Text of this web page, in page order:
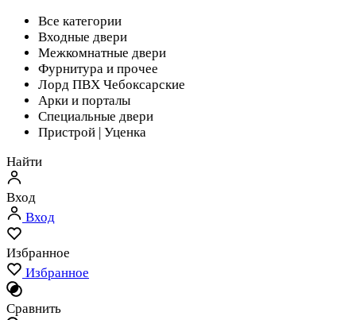
Все категории
Входные двери
Межкомнатные двери
Фурнитура и прочее
Лорд ПВХ Чебоксарские
Арки и порталы
Специальные двери
Пристрой | Уценка
Найти
Вход
Вход
Избранное
Избранное
Сравнить